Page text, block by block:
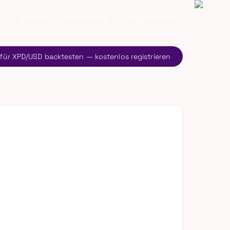
XPD/USD backtesten — kostenlos registrieren